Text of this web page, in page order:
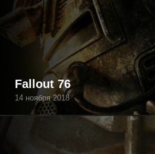
Fallout 76
14 ноября 2018